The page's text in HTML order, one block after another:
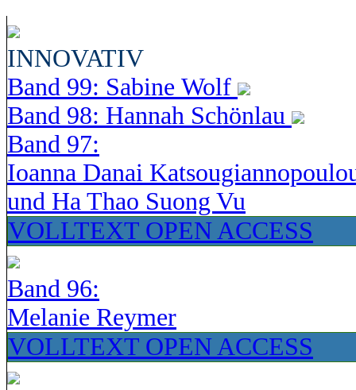
INNOVATIV
Band 99: Sabine Wolf
Band 98: Hannah Schönlau
Band 97:
Ioanna Danai
und Ha Thao Suong Vu
VOLLTEXT OPEN ACCESS
Band 96:
Melanie Reymer
VOLLTEXT OPEN ACCESS